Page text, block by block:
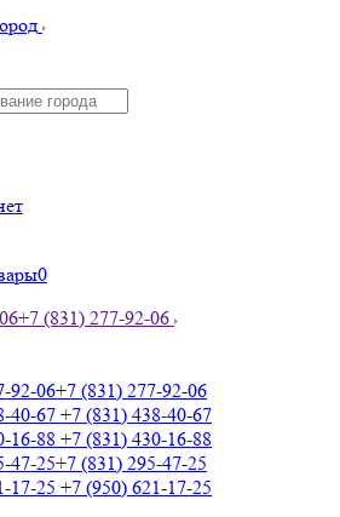
0
+7 (831) 277-92-06
92-06+7 (831) 277-92-06
40-67 +7 (831) 438-40-67
16-88 +7 (831) 430-16-88
47-25+7 (831) 295-47-25
17-25 +7 (950) 621-17-25